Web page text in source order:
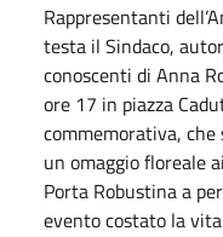
Rappresentanti
testa il Sindaco,
conoscenti di Anna
ore 17 in piazza
commemorativa, che
un omaggio floreale
Porta Robustina a
evento costato la